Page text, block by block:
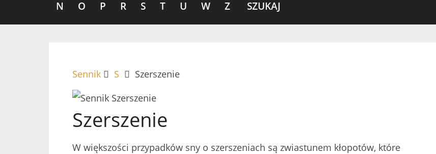
N O P R S T U W Z SZUKAJ
Sennik S Szerszenie
Szerszenie
W większości przypadków sny o szerszeniach są zwiastunem kłopotów, które